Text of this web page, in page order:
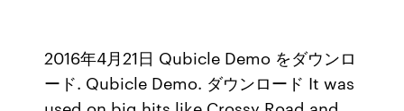
2016年4月21日 Qubicle Demo をダウンロ
ード. Qubicle Demo. ダウンロード It was